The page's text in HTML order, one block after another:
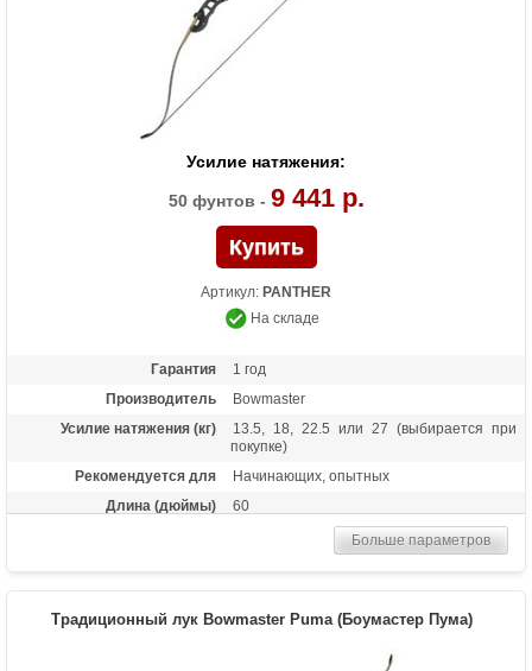
Усилие натяжения:
50 фунтов - 9 441 р.
Артикул: PANTHER
На складе
Гарантия
1 год
Производитель
Bowmaster
Усилие натяжения (кг)
13.5, 18, 22.5 или 27 (выбирается при
покупке)
Рекомендуется для
Начинающих, опытных
Длина (дюймы)
60
Лук, пластиковая полочка, тетива В50,
шестигранники
Материалы изделия
Рукоятка - алюминий, плечи - дерево с
ламинатом
Больше параметров
Традиционный лук Bowmaster Puma (Боумастер Пума)